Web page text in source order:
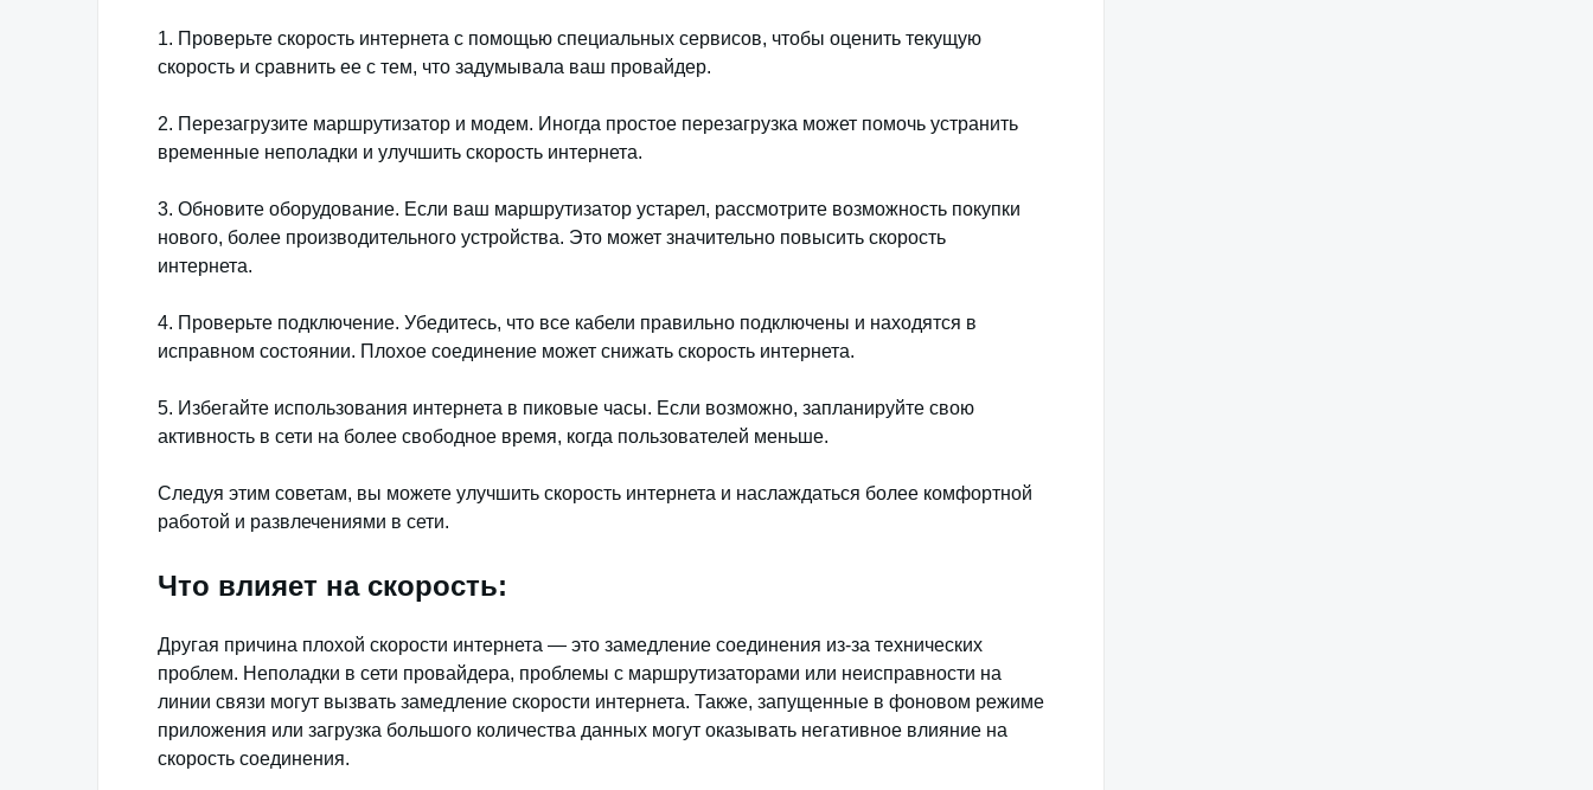
1. Проверьте скорость интернета с помощью специальных сервисов, чтобы оценить текущую
скорость и сравнить ее с тем, что задумывала ваш провайдер.
2. Перезагрузите маршрутизатор и модем. Иногда простое перезагрузка может помочь устранить
временные неполадки и улучшить скорость интернета.
3. Обновите оборудование. Если ваш маршрутизатор устарел, рассмотрите возможность покупки
нового, более производительного устройства. Это может значительно повысить скорость
интернета.
4. Проверьте подключение. Убедитесь, что все кабели правильно подключены и находятся в
исправном состоянии. Плохое соединение может снижать скорость интернета.
5. Избегайте использования интернета в пиковые часы. Если возможно, запланируйте свою
активность в сети на более свободное время, когда пользователей меньше.
Следуя этим советам, вы можете улучшить скорость интернета и наслаждаться более комфортной
работой и развлечениями в сети.
Что влияет на скорость:
Другая причина плохой скорости интернета — это замедление соединения из-за технических
проблем. Неполадки в сети провайдера, проблемы с маршрутизаторами или неисправности на
линии связи могут вызвать замедление скорости интернета. Также, запущенные в фоновом режиме
приложения или загрузка большого количества данных могут оказывать негативное влияние на
скорость соединения.